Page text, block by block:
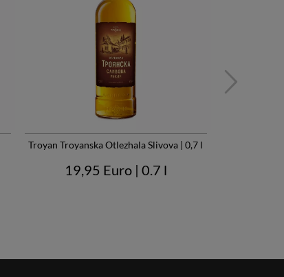
Troyan Troyanska Otlezhala Slivova | 0,7 l
19,95 Euro| 0.7 l